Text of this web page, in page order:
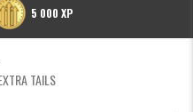
5 000 XP
TAILS